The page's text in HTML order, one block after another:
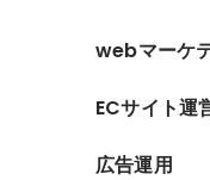
webマーケ
ECサイト運
広告運用